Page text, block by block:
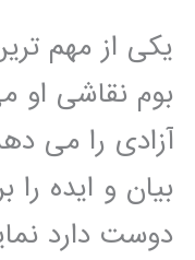
یکی از مهم
بوم نقاشی او
آزادی را می
بیان و ایده
دوست دارد